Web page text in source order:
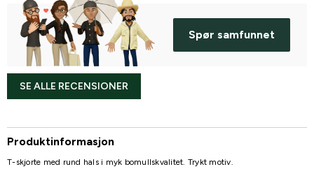
Spør samfunnet
SE ALLE RECENSIONER
Produktinformasjon
T-skjorte med rund hals i myk bomullskvalitet. Trykt motiv.